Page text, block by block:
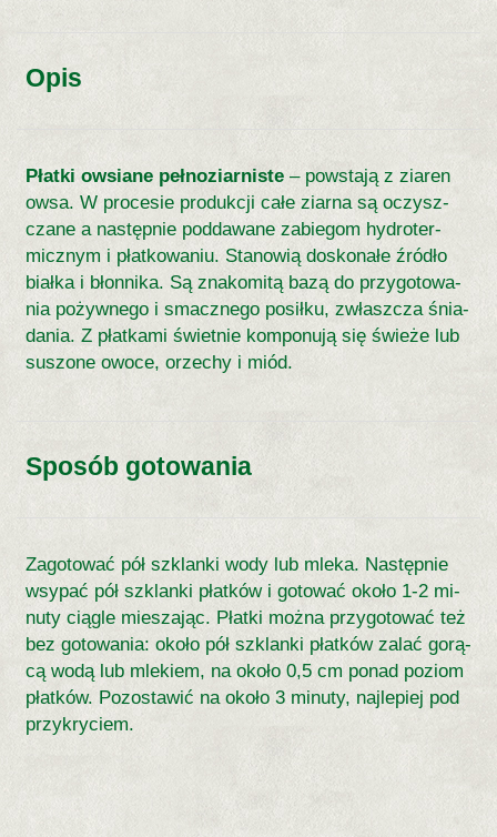
Opis
Pła­t­ki owsia­­ne pe­ł­no­­zia­r­ni­­ste – po­wsta­ją z zia­ren
owsa. W pro­ce­sie pro­duk­cji ca­łe ziar­na są oczysz­
cza­ne a na­stęp­nie pod­da­wa­ne za­bie­gom hy­dro­ter­
micz­nym i płat­ko­wa­niu. Sta­no­wią do­sko­na­łe źró­dło
biał­ka i błon­ni­ka. Są zna­ko­mi­tą ba­zą do przy­go­to­wa­
nia po­żyw­ne­go i smacz­ne­go po­sił­ku, zwłasz­cza śnia­
da­nia. Z płat­ka­mi świet­nie kom­po­nu­ją się świe­że lub
su­szo­ne owo­ce, orze­chy i miód.
Sposób gotowania
Za­go­to­wać pół szklan­ki wo­dy lub mle­ka. Na­stęp­nie
wsy­pać pół szklan­ki płat­ków i go­to­wać oko­ło 1-2 mi­
nu­ty cią­gle mie­sza­jąc. Płat­ki moż­na przygo­to­wać też
bez go­to­wa­nia: oko­ło pół szklan­ki płat­ków za­lać go­rą­
cą wo­dą lub mle­kiem, na oko­ło 0,5 cm po­nad po­ziom
płat­ków. Po­zo­sta­wić na oko­ło 3 mi­nu­ty, naj­le­piej pod
przy­kry­ciem.